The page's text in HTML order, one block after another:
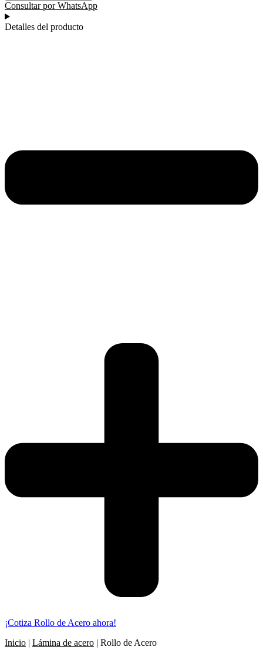
Consultar por WhatsApp
Detalles del producto
¡Cotiza Rollo de Acero ahora!
Inicio | Lámina de acero | Rollo de Acero